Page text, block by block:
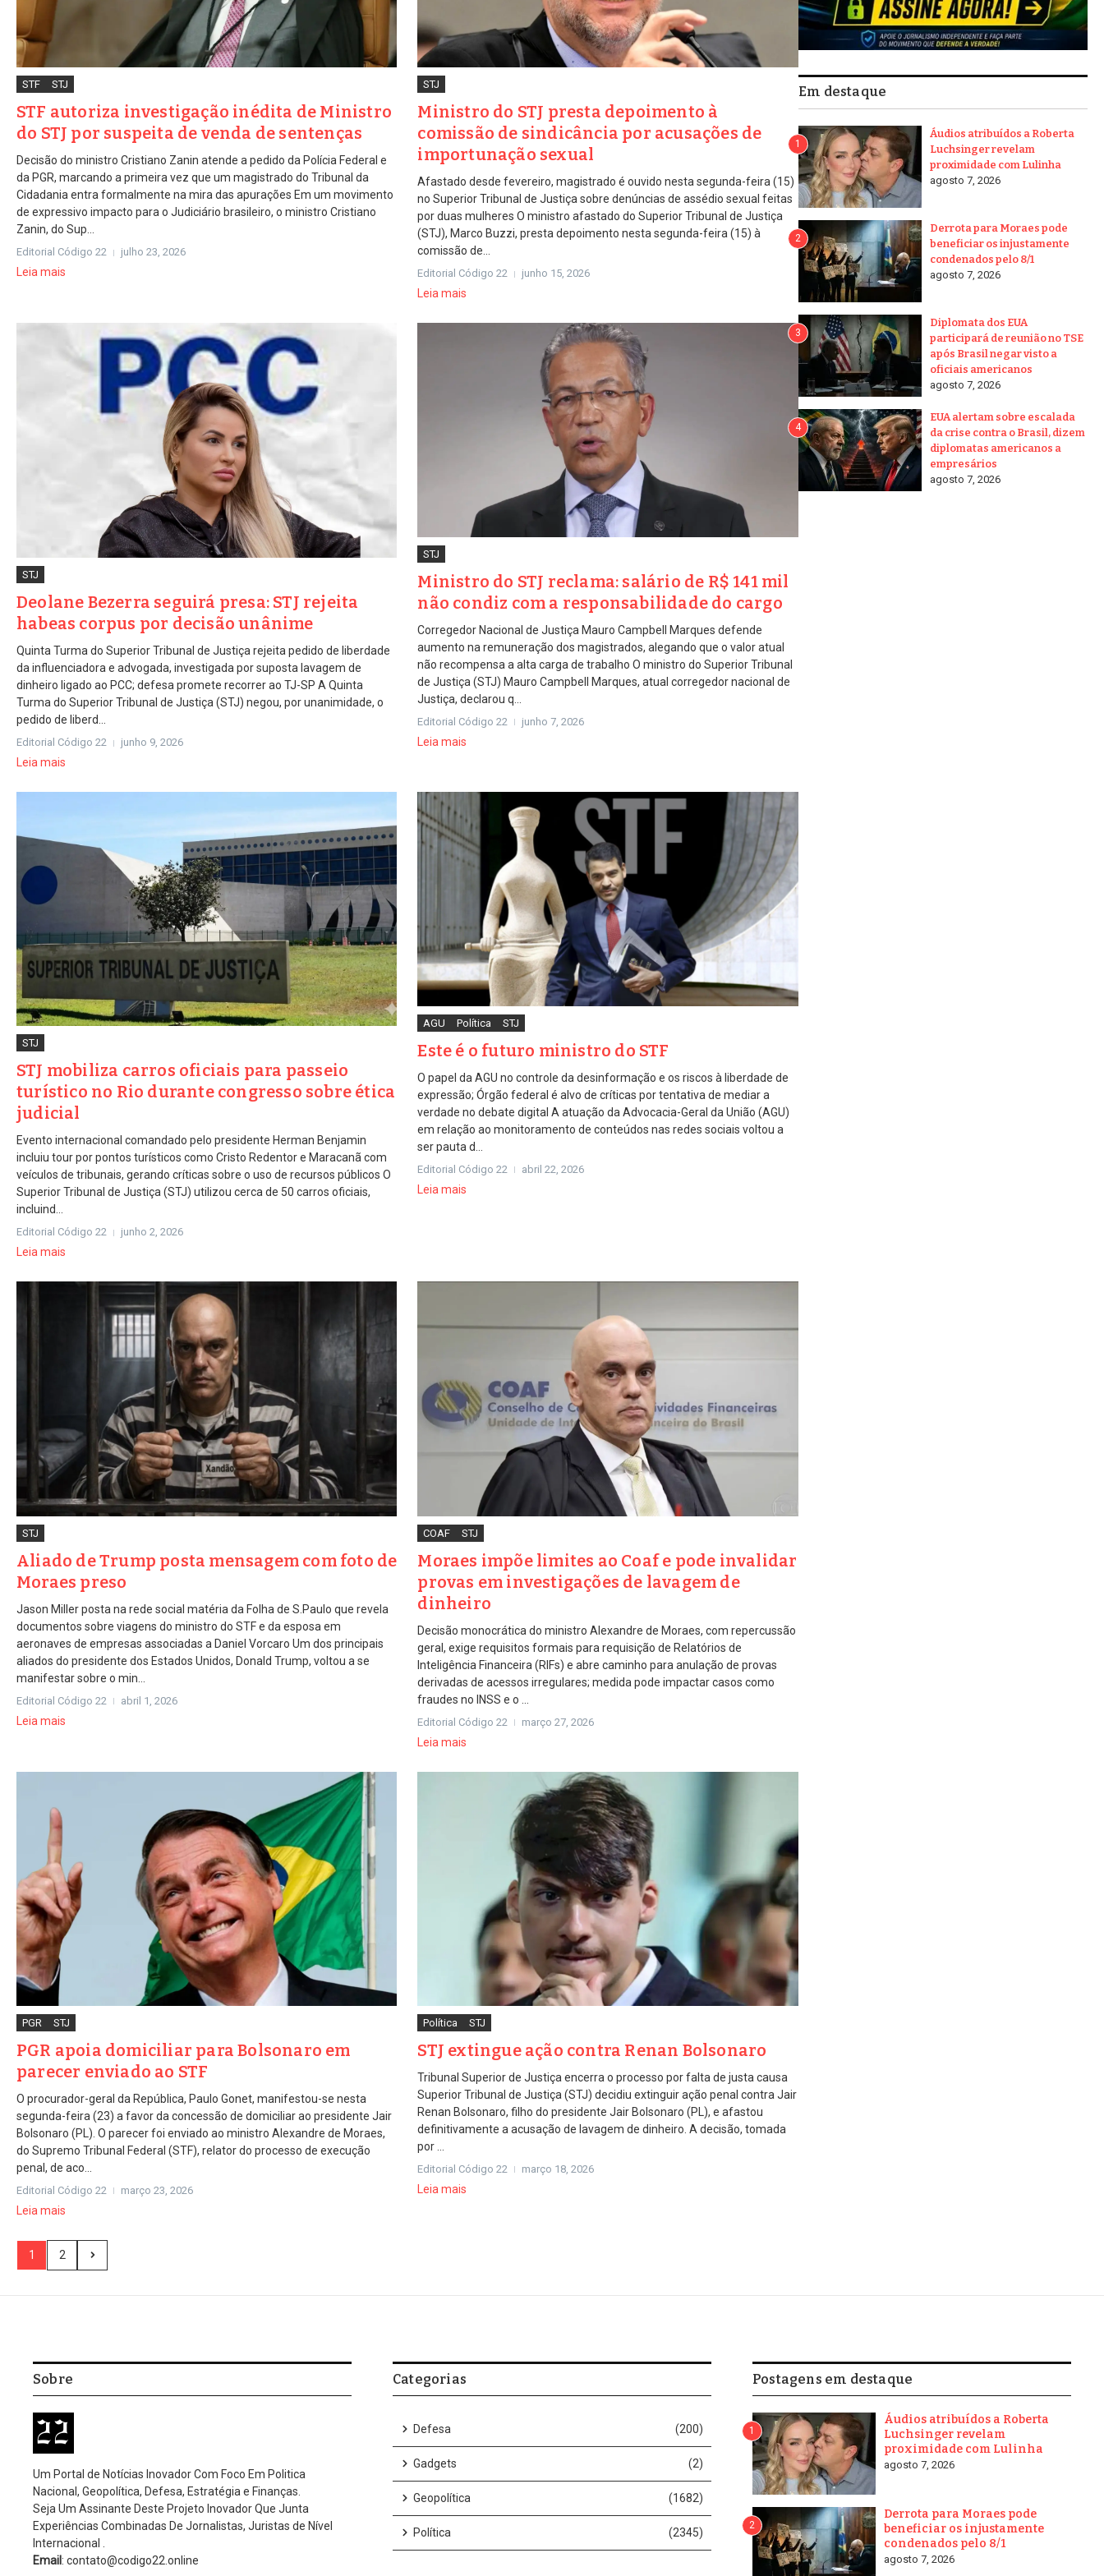
STF STJ
STF autoriza investigação inédita de Ministro
do STJ por suspeita de venda de sentenças
Decisão do ministro Cristiano Zanin atende a pedido da Polícia Federal e
da PGR, marcando a primeira vez que um magistrado do Tribunal da
Cidadania entra formalmente na mira das apurações Em um movimento
de expressivo impacto para o Judiciário brasileiro, o ministro Cristiano
Zanin, do Sup...
Editorial Código 22 julho 23, 2026
Leia mais
STJ
Ministro do STJ presta depoimento à
comissão de sindicância por acusações de
importunação sexual
Afastado desde fevereiro, magistrado é ouvido nesta segunda-feira (15)
no Superior Tribunal de Justiça sobre denúncias de assédio sexual feitas
por duas mulheres O ministro afastado do Superior Tribunal de Justiça
(STJ), Marco Buzzi, presta depoimento nesta segunda-feira (15) à
comissão de...
Editorial Código 22 junho 15, 2026
Leia mais
STJ
Deolane Bezerra seguirá presa: STJ rejeita
habeas corpus por decisão unânime
Quinta Turma do Superior Tribunal de Justiça rejeita pedido de liberdade
da influenciadora e advogada, investigada por suposta lavagem de
dinheiro ligado ao PCC; defesa promete recorrer ao TJ-SP A Quinta
Turma do Superior Tribunal de Justiça (STJ) negou, por unanimidade, o
pedido de liberd...
Editorial Código 22 junho 9, 2026
Leia mais
STJ
Ministro do STJ reclama: salário de R$ 141 mil
não condiz com a responsabilidade do cargo
Corregedor Nacional de Justiça Mauro Campbell Marques defende
aumento na remuneração dos magistrados, alegando que o valor atual
não recompensa a alta carga de trabalho O ministro do Superior Tribunal
de Justiça (STJ) Mauro Campbell Marques, atual corregedor nacional de
Justiça, declarou q...
Editorial Código 22 junho 7, 2026
Leia mais
STJ
STJ mobiliza carros oficiais para passeio
turístico no Rio durante congresso sobre ética
judicial
Evento internacional comandado pelo presidente Herman Benjamin
incluiu tour por pontos turísticos como Cristo Redentor e Maracanã com
veículos de tribunais, gerando críticas sobre o uso de recursos públicos O
Superior Tribunal de Justiça (STJ) utilizou cerca de 50 carros oficiais,
incluind...
Editorial Código 22 junho 2, 2026
Leia mais
AGU Política STJ
Este é o futuro ministro do STF
O papel da AGU no controle da desinformação e os riscos à liberdade de
expressão; Órgão federal é alvo de críticas por tentativa de mediar a
verdade no debate digital A atuação da Advocacia-Geral da União (AGU)
em relação ao monitoramento de conteúdos nas redes sociais voltou a
ser pauta d...
Editorial Código 22 abril 22, 2026
Leia mais
STJ
Aliado de Trump posta mensagem com foto de
Moraes preso
Jason Miller posta na rede social matéria da Folha de S.Paulo que revela
documentos sobre viagens do ministro do STF e da esposa em
aeronaves de empresas associadas a Daniel Vorcaro Um dos principais
aliados do presidente dos Estados Unidos, Donald Trump, voltou a se
manifestar sobre o min...
Editorial Código 22 abril 1, 2026
Leia mais
COAF STJ
Moraes impõe limites ao Coaf e pode invalidar
provas em investigações de lavagem de
dinheiro
Decisão monocrática do ministro Alexandre de Moraes, com repercussão
geral, exige requisitos formais para requisição de Relatórios de
Inteligência Financeira (RIFs) e abre caminho para anulação de provas
derivadas de acessos irregulares; medida pode impactar casos como
fraudes no INSS e o ...
Editorial Código 22 março 27, 2026
Leia mais
PGR STJ
PGR apoia domiciliar para Bolsonaro em
parecer enviado ao STF
O procurador-geral da República, Paulo Gonet, manifestou-se nesta
segunda-feira (23) a favor da concessão de domiciliar ao presidente Jair
Bolsonaro (PL). O parecer foi enviado ao ministro Alexandre de Moraes,
do Supremo Tribunal Federal (STF), relator do processo de execução
penal, de aco...
Editorial Código 22 março 23, 2026
Leia mais
Política STJ
STJ extingue ação contra Renan Bolsonaro
Tribunal Superior de Justiça encerra o processo por falta de justa causa
Superior Tribunal de Justiça (STJ) decidiu extinguir ação penal contra Jair
Renan Bolsonaro, filho do presidente Jair Bolsonaro (PL), e afastou
definitivamente a acusação de lavagem de dinheiro. A decisão, tomada
por ...
Editorial Código 22 março 18, 2026
Leia mais
1 2
Em destaque
1
Áudios atribuídos a Roberta
Luchsinger revelam
proximidade com Lulinha
agosto 7, 2026
2
Derrota para Moraes pode
beneficiar os injustamente
condenados pelo 8/1
agosto 7, 2026
3
Diplomata dos EUA
participará de reunião no TSE
após Brasil negar visto a
oficiais americanos
agosto 7, 2026
4
EUA alertam sobre escalada
da crise contra o Brasil, dizem
diplomatas americanos a
empresários
agosto 7, 2026
Sobre
Um Portal de Notícias Inovador Com Foco Em Politica
Nacional, Geopolítica, Defesa, Estratégia e Finanças.
Seja Um Assinante Deste Projeto Inovador Que Junta
Experiências Combinadas De Jornalistas, Juristas de Nível
Internacional .
Email : contato@codigo22.online
Categorias
Defesa (200)
Gadgets (2)
Geopolítica (1682)
Política (2345)
Postagens em destaque
1
Áudios atribuídos a Roberta
Luchsinger revelam
proximidade com Lulinha
agosto 7, 2026
2
Derrota para Moraes pode
beneficiar os injustamente
condenados pelo 8/1
agosto 7, 2026